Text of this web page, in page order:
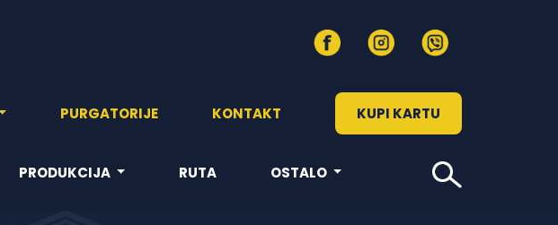
PURGATORIJE KONTAKT KUPI KARTU
PRODUKCIJA RUTA OSTALO